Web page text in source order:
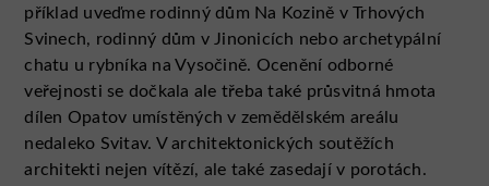
příklad uveďme rodinný dům Na Kozině v Trhových
Svinech, rodinný dům v Jinonicích nebo archetypální
chatu u rybníka na Vysočině. Ocenění odborné
veřejnosti se dočkala ale třeba také průsvitná hmota
dílen Opatov umístěných v zemědělském areálu
nedaleko Svitav. V architektonických soutěžích
architekti nejen vítězí, ale také zasedají v porotách.